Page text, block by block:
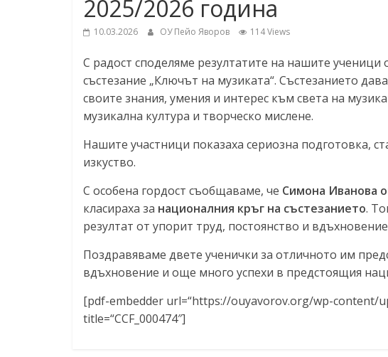
2025/2026 година
10.03.2026 ОУ Пейо Яворов 114 Views
С радост споделяме резултатите на нашите ученици
състезание „Ключът на музиката“. Състезанието
своите знания, умения и интерес към света на
музикална култура и творческо мислене.
Нашите участници показаха сериозна подготовка,
изкуство.
С особена гордост съобщаваме, че Симона Иванова
класираха за националния кръг на състезанието.
резултат от упорит труд, постоянство и
Поздравяваме двете ученички за отличното им
вдъхновение и още много успехи в предстоящия
[pdf-embedder url=“https://ouyavorov.org/wp-content/
title=“CCF_000474″]